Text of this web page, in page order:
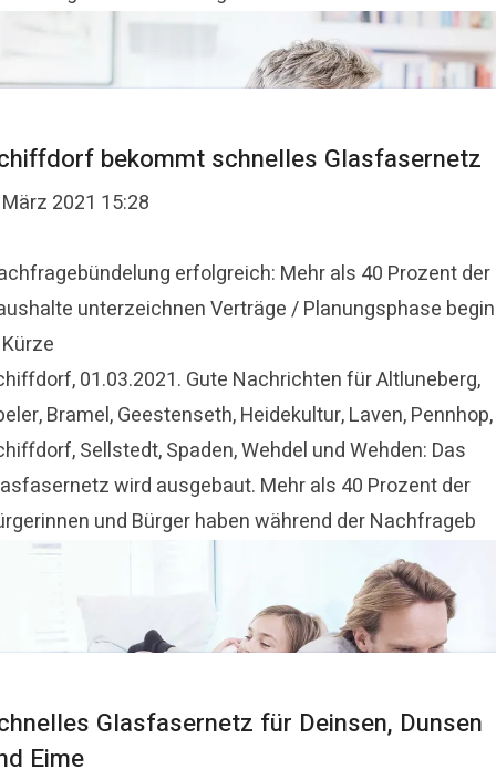
bekommt schnelles Glasfasernetz
2021 15:28
erfolgreich: Mehr als 40 Prozent der
unterzeichnen Verträge / Planungsphase
01.03.2021. Gute Nachrichten für Altluneberg,
Bramel, Geestenseth, Heidekultur, Laven, Pennhop,
Sellstedt, Spaden, Wehdel und Wehden: Das
wird ausgebaut. Mehr als 40 Prozent der
und Bürger haben während der Nachfrageb
Glasfasernetz für Deinsen, Dunsen
Eime